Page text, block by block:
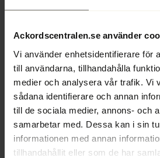
Ackordscentralen.se använder
Vi använder enhetsidentifierare för
till användarna, tillhandahålla
medier och analysera vår trafik. Vi
sådana identifierare och annan
till de sociala medier, annons- och
samarbetar med. Dessa kan i sin
informationen med annan
tillhandahållit eller som de har
att hänvisa till lagtexter,
– Mottagandet har överträffat
förväntningar. Jag trodde inte
uppfylla våra högt ställda
mål för tjänsten, men det gjorde
har jag burit skägg, men den
vadslagningen ledde till att jag
mig alltihop, berättar Selcuk